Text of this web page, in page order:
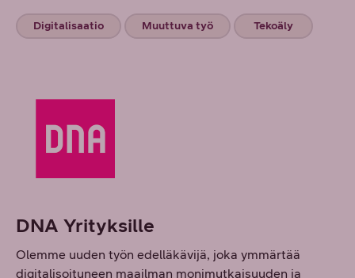
Digitalisaatio Muuttuva työ Tekoäly
DNA Yrityksille
Olemme uuden työn edelläkävijä, joka ymmärtää
digitalisoituneen maailman monimutkaisuuden ja